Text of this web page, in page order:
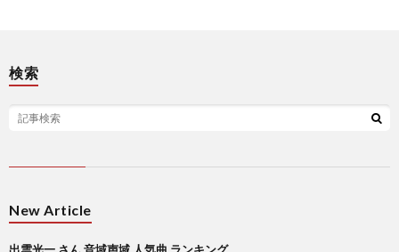
検索
New Article